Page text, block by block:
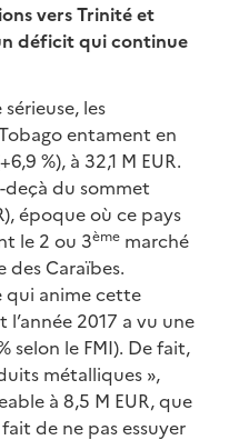
vers Trinité et
déficit qui continue
les
entament en
%), à 32,1 M EUR.
deçà du sommet
époque où ce pays
le 2 ou 3ème marché
des Caraïbes.
qui anime cette
l’année 2017 a vu une
selon le FMI). De fait,
métalliques »,
à 8,5 M EUR, que
de ne pas essuyer